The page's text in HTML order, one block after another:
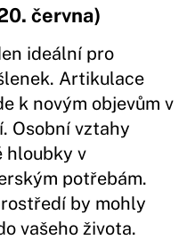
června)
ideální pro
Artikulace
k novým objevům v
Osobní vztahy
hloubky v
potřebám.
by mohly
vašeho života.